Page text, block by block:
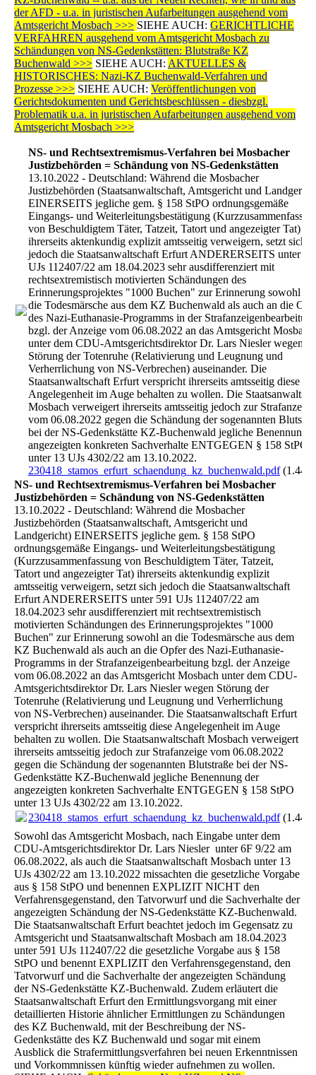
der AFD - u.a. in juristischen Aufarbeitungen ausgehend vom
Amtsgericht Mosbach >>> SIEHE AUCH: GERICHTLICHE
VERFAHREN ausgehend vom Amtsgericht Mosbach zu
Schändungen von NS-Gedenkstätten: Blutstraße KZ
Buchenwald >>> SIEHE AUCH: AKTUELLES &
HISTORISCHES: Nazi-KZ Buchenwald-Verfahren und
Prozesse >>> SIEHE AUCH: Veröffentlichungen von
Gerichtsdokumenten und Gerichtsbeschlüssen - diesbzgl.
Problematik u.a. in juristischen Aufarbeitungen ausgehend vom
Amtsgericht Mosbach >>>
NS- und Rechtsextremismus-Verfahren bei Mosbacher
Justizbehörden = Schändung von NS-Gedenkstätten
13.10.2022 - Deutschland: Während die Mosbacher
Justizbehörden (Staatsanwaltschaft, Amtsgericht und
EINERSEITS jegliche gem. § 158 StPO ordnungsgemäße
Eingangs- und Weiterleitungsbestätigung
von Beschuldigtem Täter, Tatzeit, Tatort und angezeigter Tat)
ihrerseits aktenkundig explizit amtsseitig verweigern, setzt sich
jedoch die Staatsanwaltschaft Erfurt ANDERERSEITS unter
UJs 112407/22 am 18.04.2023 sehr ausdifferenziert mit
rechtsextremistisch motivierten Schändungen des
Erinnerungsprojektes "1000 Buchen" zur Erinnerung sowohl an
die Todesmärsche aus dem KZ Buchenwald als auch an die
des Nazi-Euthanasie-Programms in der
bzgl. der Anzeige vom 06.08.2022 an das Amtsgericht Mosbach
unter dem CDU-Amtsgerichtsdirektor Dr. Lars Niesler wegen
Störung der Totenruhe (Relativierung und Leugnung und
Verherrlichung von NS-Verbrechen) auseinander. Die
Staatsanwaltschaft Erfurt verspricht ihrerseits amtsseitig diese
Angelegenheit im Auge behalten zu wollen. Die
Mosbach verweigert ihrerseits amtsseitig jedoch zur Strafanzeige
vom 06.08.2022 gegen die Schändung der sogenannten
bei der NS-Gedenkstätte KZ-Buchenwald jegliche Benennung
angezeigten konkreten Sachverhalte ENTGEGEN § 158 StPO
unter 13 UJs 4302/22 am 13.10.2022.
230418_stamos_erfurt_schaendung_kz_buchenwald.pdf
NS- und Rechtsextremismus-Verfahren bei Mosbacher
Justizbehörden = Schändung von NS-Gedenkstätten
13.10.2022 - Deutschland: Während die Mosbacher
Justizbehörden (Staatsanwaltschaft, Amtsgericht und
Landgericht) EINERSEITS jegliche gem. § 158 StPO
ordnungsgemäße Eingangs- und Weiterleitungsbestätigung
(Kurzzusammenfassung von Beschuldigtem Täter, Tatzeit,
Tatort und angezeigter Tat) ihrerseits aktenkundig explizit
amtsseitig verweigern, setzt sich jedoch die Staatsanwaltschaft
Erfurt ANDERERSEITS unter 591 UJs 112407/22 am
18.04.2023 sehr ausdifferenziert mit rechtsextremistisch
motivierten Schändungen des Erinnerungsprojektes "1000
Buchen" zur Erinnerung sowohl an die Todesmärsche aus dem
KZ Buchenwald als auch an die Opfer des Nazi-Euthanasie-
Programms in der Strafanzeigenbearbeitung bzgl. der Anzeige
vom 06.08.2022 an das Amtsgericht Mosbach unter dem CDU-
Amtsgerichtsdirektor Dr. Lars Niesler wegen Störung der
Totenruhe (Relativierung und Leugnung und Verherrlichung
von NS-Verbrechen) auseinander. Die Staatsanwaltschaft Erfurt
verspricht ihrerseits amtsseitig diese Angelegenheit im Auge
behalten zu wollen. Die Staatsanwaltschaft Mosbach verweigert
ihrerseits amtsseitig jedoch zur Strafanzeige vom 06.08.2022
gegen die Schändung der sogenannten Blutstraße bei der NS-
Gedenkstätte KZ-Buchenwald jegliche Benennung der
angezeigten konkreten Sachverhalte ENTGEGEN § 158 StPO
unter 13 UJs 4302/22 am 13.10.2022.
230418_stamos_erfurt_schaendung_kz_buchenwald.pdf
Sowohl das Amtsgericht Mosbach, nach Eingabe unter dem
CDU-Amtsgerichtsdirektor Dr. Lars Niesler unter 6F 9/22 am
06.08.2022, als auch die Staatsanwaltschaft Mosbach unter 13
UJs 4302/22 am 13.10.2022 missachten die gesetzliche Vorgabe
aus § 158 StPO und benennen EXPLIZIT NICHT den
Verfahrensgegenstand, den Tatvorwurf und die Sachverhalte der
angezeigten Schändung der NS-Gedenkstätte KZ-Buchenwald.
Die Staatsanwaltschaft Erfurt beachtet jedoch im Gegensatz zu
Amtsgericht und Staatsanwaltschaft Mosbach am 18.04.2023
unter 591 UJs 112407/22 die gesetzliche Vorgabe aus § 158
StPO und benennt EXPLIZIT den Verfahrensgegenstand, den
Tatvorwurf und die Sachverhalte der angezeigten Schändung
der NS-Gedenkstätte KZ-Buchenwald. Zudem erläutert die
Staatsanwaltschaft Erfurt den Ermittlungsvorgang mit einer
detaillierten Historie ähnlicher Ermittlungen zu Schändungen
des KZ Buchenwald, mit der Beschreibung der NS-
Gedenkstätte des KZ Buchenwald und sogar mit einem
Ausblick die Strafermittlungsverfahren bei neuen Erkenntnissen
und Vorkommnissen künftig wieder aufnehmen zu wollen.